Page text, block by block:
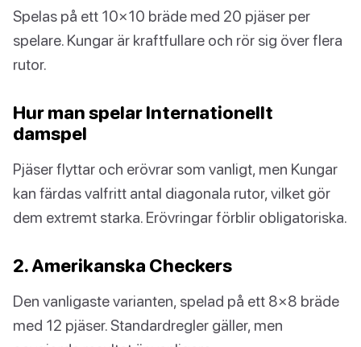
Spelas på ett 10×10 bräde med 20 pjäser per
spelare. Kungar är kraftfullare och rör sig över flera
rutor.
Hur man spelar Internationellt
damspel
Pjäser flyttar och erövrar som vanligt, men Kungar
kan färdas valfritt antal diagonala rutor, vilket gör
dem extremt starka. Erövringar förblir obligatoriska.
2. Amerikanska Checkers
Den vanligaste varianten, spelad på ett 8×8 bräde
med 12 pjäser. Standardregler gäller, men